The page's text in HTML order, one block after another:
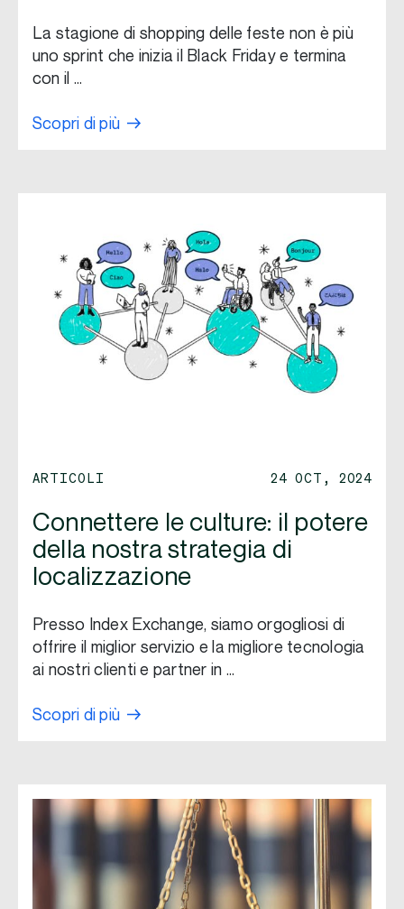
La stagione di shopping delle feste non è più
uno sprint che inizia il Black Friday e termina
con il …
Scopri di più
ARTICOLI 24 OCT, 2024
Connettere le culture: il potere
della nostra strategia di
localizzazione
Presso Index Exchange, siamo orgogliosi di
offrire il miglior servizio e la migliore tecnologia
ai nostri clienti e partner in …
Scopri di più